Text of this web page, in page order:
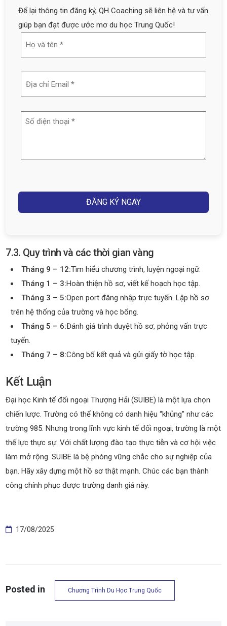
Để lại thông tin đăng ký, QH Coaching sẽ liên hệ và tư vấn
giúp bạn đạt được ước mơ du học Trung Quốc!
tên
(Required)
email
(Required)
Số
7.3. Quy trình và các thời gian vàng
Tháng 9 – 12:Tìm hiểu chương trình, luyện ngoại ngữ.
Tháng 1 – 3:Hoàn thiện hồ sơ, viết kế hoạch học tập.
Tháng 3 – 5:Open port đăng nhập trực tuyến. Lập hồ sơ
trên hệ thống của trường và học bổng.
Tháng 5 – 6:Đánh giá trình duyệt hồ sơ, phỏng vấn trực
tuyến.
Tháng 7 – 8:Công bố kết quả và gửi giấy tờ học tập.
Kết Luận
Đại học Kinh tế đối ngoại Thượng Hải (SUIBE) là một lựa chọn
chiến lược. Trường có thể không có danh hiệu “khủng” như các
trường 985. Nhưng trong lĩnh vực kinh tế đối ngoại, trường là một
thế lực thực sự. Với chất lượng đào tạo thực tiễn và cơ hội việc
làm mở rộng. SUIBE là bệ phóng vững chắc cho sự nghiệp của
bạn. Hãy xây dựng một hồ sơ thật mạnh. Chúc các bạn thành
công chính phục được trường danh giá này.
17/08/2025
Posted in Chương Trình Du Học Trung Quốc